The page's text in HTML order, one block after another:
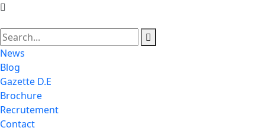
News
Blog
Gazette D.E
Brochure
Recrutement
Contact